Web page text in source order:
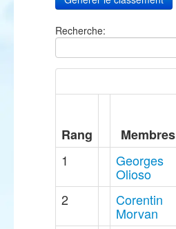
Recherche:
Rang Membres
1 Georges
Olioso
2 Corentin
Morvan